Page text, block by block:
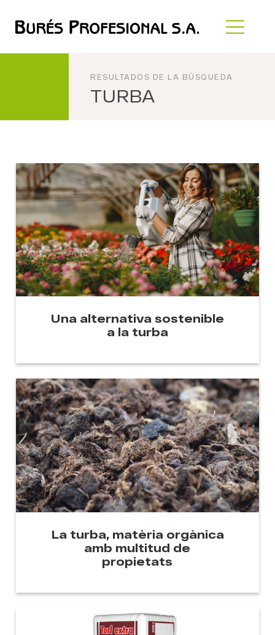
RESULTADOS DE LA BÚSQUEDA
TURBA
Una alternativa sostenible
a la turba
La turba, matèria orgànica
amb multitud de
propietats